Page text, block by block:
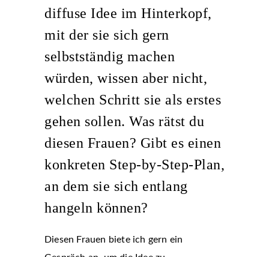
diffuse Idee im Hinterkopf,
mit der sie sich gern
selbstständig machen
würden, wissen aber nicht,
welchen Schritt sie als erstes
gehen sollen. Was rätst du
diesen Frauen? Gibt es einen
konkreten Step-by-Step-Plan,
an dem sie sich entlang
hangeln können?
Diesen Frauen biete ich gern ein